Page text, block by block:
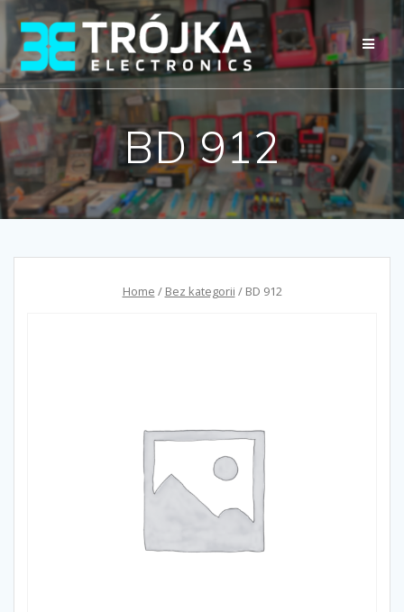
Przejdź
do
treści
BD 912
Home / Bez kategorii / BD 912